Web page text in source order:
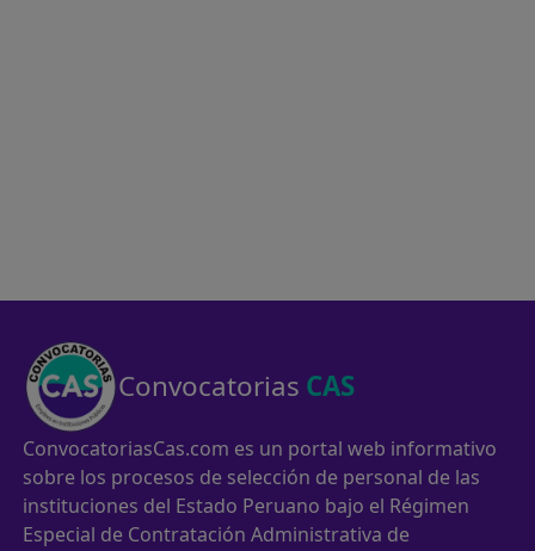
Convocatorias CAS
ConvocatoriasCas.com es un portal web informativo
sobre los procesos de selección de personal de las
instituciones del Estado Peruano bajo el Régimen
Especial de Contratación Administrativa de